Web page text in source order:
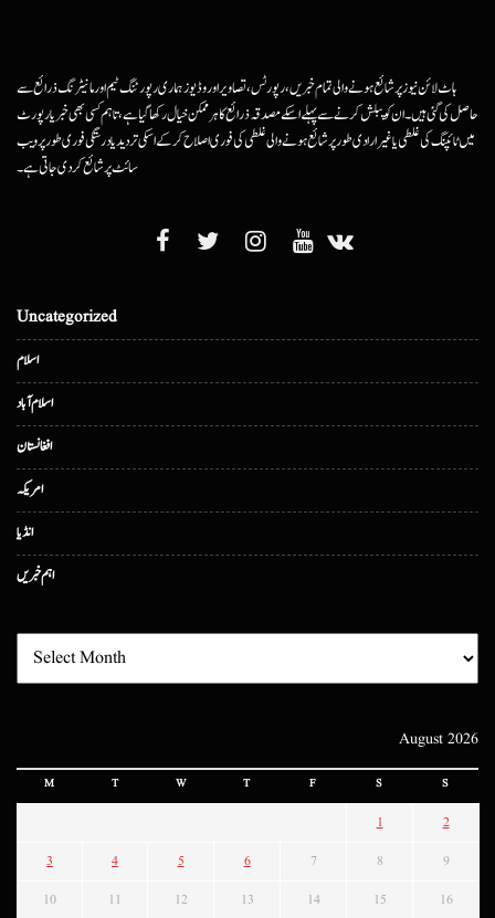
ہاٹ لائن نیوز پر شائع ہونے والی تمام خبریں، رپورٹس، تصاویر اور وڈیوز ہماری رپورٹنگ ٹیم اور مانیٹرنگ ذرائع سے
حاصل کی گئی ہیں۔ ان کو پبلش کرنے سے پہلے اسکے مصدقہ ذرائع کا ہرممکن خیال رکھا گیا ہے، تاہم کسی بھی خبر یا رپورٹ
میں ٹائپنگ کی غلطی یا غیرارادی طور پر شائع ہونے والی غلطی کی فوری اصلاح کرکے اسکی تردید یا درستگی فوری طور پر ویب
سائٹ پر شائع کردی جاتی ہے۔
Uncategorized
اسلام
اسلام آباد
افغانستان
امریکہ
انڈیا
اہم خبریں
August 2026
M T W T F S S
1 2
3 4 5 6 7 8 9
10 11 12 13 14 15 16